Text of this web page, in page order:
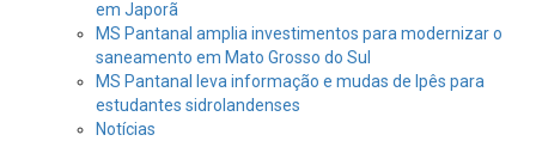
em Japorã
MS Pantanal amplia investimentos para modernizar o
saneamento em Mato Grosso do Sul
MS Pantanal leva informação e mudas de Ipês para
estudantes sidrolandenses
Notícias